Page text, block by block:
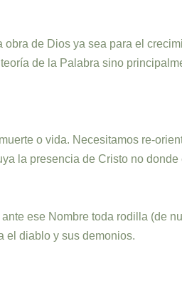
de Dios ya sea para el
de la Palabra sino
o vida. Necesitamos re-
la presencia de Cristo no
ese Nombre toda rodilla (de
el diablo y sus demonios.